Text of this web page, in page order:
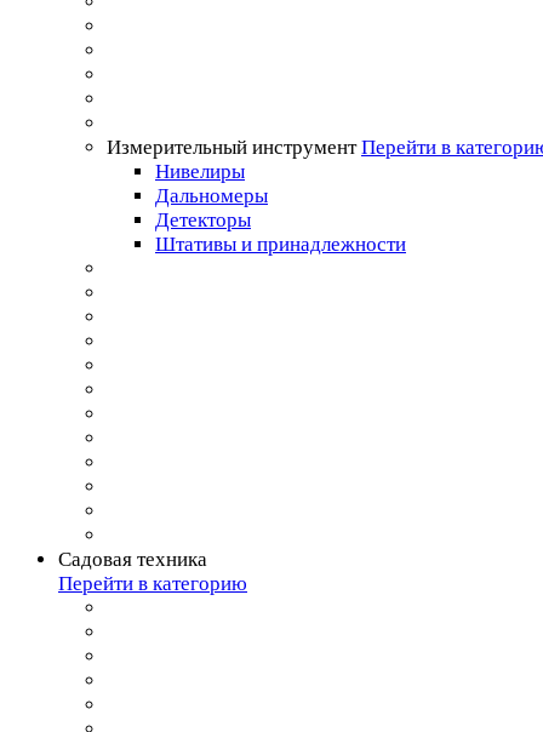
Измерительный инструмент Перейти в
Нивелиры
Дальномеры
Детекторы
Штативы и принадлежности
Садовая техника
Перейти в категорию